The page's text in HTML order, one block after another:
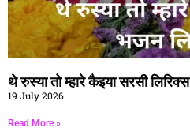
थे रुस्या तो म्हारे कैइया सरसी लिरिक्स
19 July 2026
Read More »